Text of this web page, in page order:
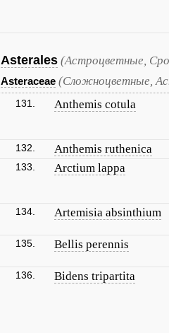
Asterales (Астроцветные,
Asteraceae (Сложноцветные,
131. Anthemis cotula
132. Anthemis ruthenica
133. Arctium lappa
134. Artemisia absinthium
135. Bellis perennis
136. Bidens tripartita